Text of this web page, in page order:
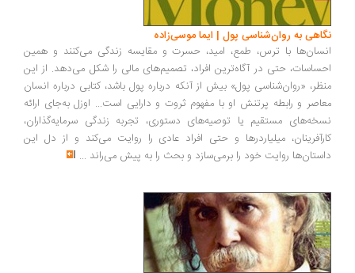
به روان‌شناسی پول | ایما موسی‌زاده
با ترس، طمع، امید، حسرت و مقایسه زندگی می‌کنند و همین
حتی در آگاه‌ترین افراد، تصمیم‌های مالی را شکل می‌دهد. از این
«روان‌شناسی پول» بیش از آنکه درباره پول باشد، کتابی درباره انسان
و رابطه پرتنش او با مفهوم ثروت و دارایی است... اوزل به‌جای ارائه
مستقیم یا توصیه‌های دستوری، تجربه زندگی سرمایه‌گذاران،
میلیاردرها و حتی افراد عادی را روایت می‌کند و از دل این
روایت خود را برمی‌سازد و بحث را به پیش می‌راند ...